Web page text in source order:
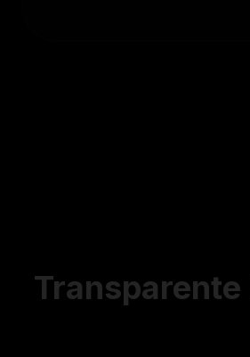
Transparente